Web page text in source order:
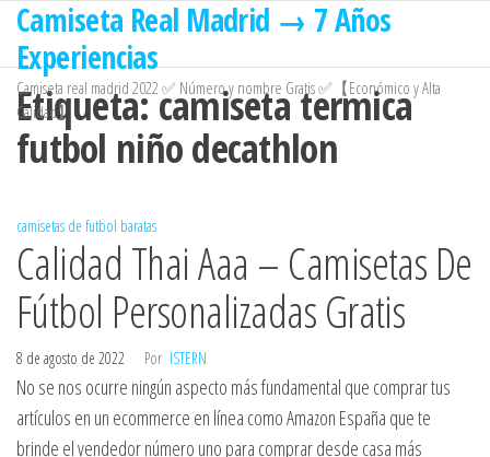
Saltar
contenido
Camiseta Real Madrid → 7 Años
Experiencias
Camiseta real madrid 2022 ✅ Número y nombre Gratis ✅【Económico y Alta
Calidad】
Etiqueta:camiseta termica
futbol niño decathlon
camisetas de futbol baratas
Calidad Thai Aaa – Camisetas De
Fútbol Personalizadas Gratis
8 de agosto de 2022 Por ISTERN
No se nos ocurre ningún aspecto más fundamental que comprar tus
artículos en un ecommerce en línea como Amazon España que te
brinde el vendedor número uno para comprar desde casa más